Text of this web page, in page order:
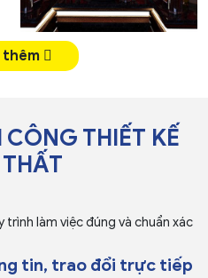
Thi Công Phòng Karaoke
thêm
THIẾT KẾ
làm việc đúng và chuẩn xác
tin, trao đổi trực tiếp